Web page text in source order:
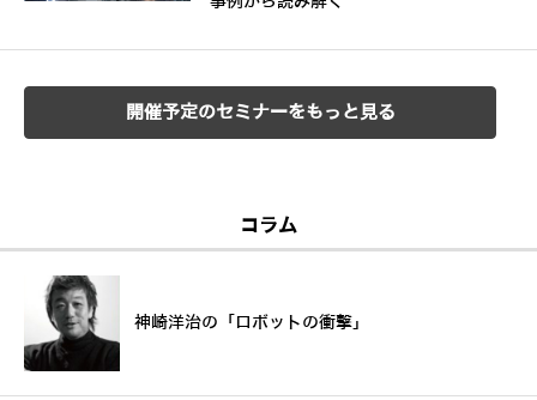
開催予定のセミナーをもっと見る
コラム
神崎洋治の「ロボットの衝撃」